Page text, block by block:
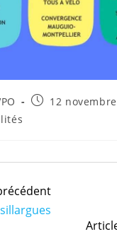
Publication
12